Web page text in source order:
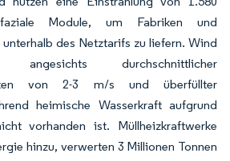
Module, um Fabriken und
unterhalb des Netztarifs zu liefern. Wind
durchschnittlicher
von 2-3 m/s und überfüllter
heimische Wasserkraft aufgrund
vorhanden ist. Müllheizkraftwerke
hinzu, verwerten 3 Millionen Tonnen